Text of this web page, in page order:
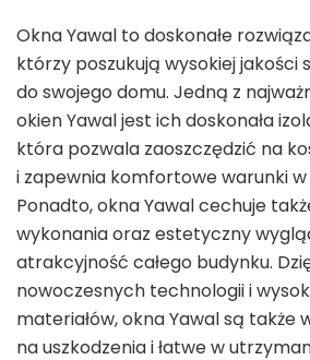
Okna Yawal to doskonałe
którzy poszukują wysokiej
do swojego domu. Jedną z
okien Yawal jest ich doskonała
która pozwala zaoszczędzić na
i zapewnia komfortowe warunki
Ponadto, okna Yawal cechuje
wykonania oraz estetyczny
atrakcyjność całego budynku.
nowoczesnych technologii i
materiałów, okna Yawal są
na uszkodzenia i łatwe w